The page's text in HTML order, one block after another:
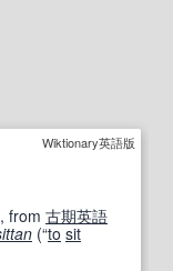
Wiktionary英語版
, from 古期英語
(“to sit